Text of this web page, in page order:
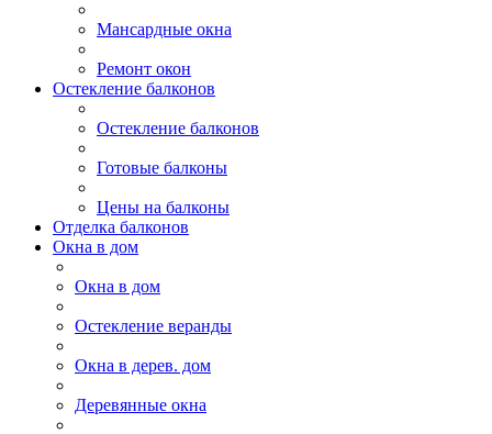
Мансардные окна
Ремонт окон
Остекление балконов
Остекление балконов
Готовые балконы
Цены на балконы
Отделка балконов
Окна в дом
Окна в дом
Остекление веранды
Окна в дерев. дом
Деревянные окна